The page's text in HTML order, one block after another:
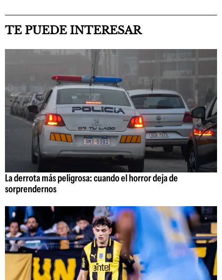
TE PUEDE INTERESAR
La derrota más peligrosa: cuando el horror deja de
sorprendernos